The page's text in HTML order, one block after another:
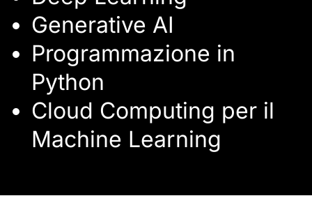
Generative AI
Programmazione in
Python
Cloud Computing per il
Machine Learning